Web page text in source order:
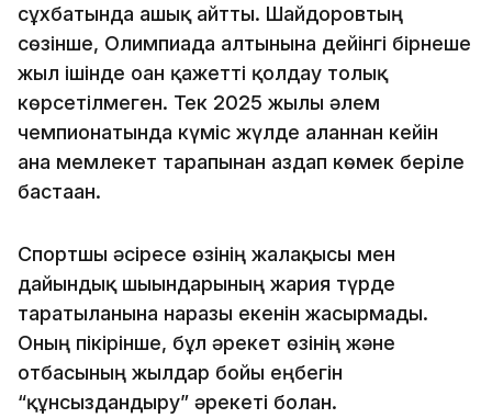
сұхбатында ашық айтты. Шайдоровтың
сөзінше, Олимпиада алтынына дейінгі бірнеше
жыл ішінде оған қажетті қолдау толық
көрсетілмеген. Тек 2025 жылы әлем
чемпионатында күміс жүлде алғаннан кейін
ғана мемлекет тарапынан аздап көмек беріле
бастаған.
Спортшы әсіресе өзінің жалақысы мен
дайындық шығындарының жария түрде
таратылғанына наразы екенін жасырмады.
Оның пікірінше, бұл әрекет өзінің және
отбасының жылдар бойғы еңбегін
“құнсыздандыру” әрекеті болған.